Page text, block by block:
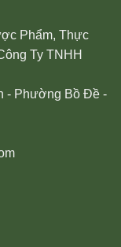
Phẩm, Thực
Ty TNHH
- Phường Bồ Đề -